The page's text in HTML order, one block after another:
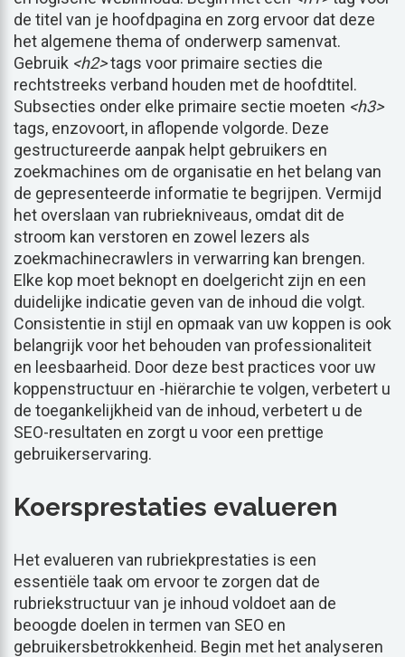
de titel van je hoofdpagina en zorg ervoor dat deze
het algemene thema of onderwerp samenvat.
Gebruik <h2>tags voor primaire secties die
rechtstreeks verband houden met de hoofdtitel.
Subsecties onder elke primaire sectie moeten <h3>
tags, enzovoort, in aflopende volgorde. Deze
gestructureerde aanpak helpt gebruikers en
zoekmachines om de organisatie en het belang van
de gepresenteerde informatie te begrijpen. Vermijd
het overslaan van rubriekniveaus, omdat dit de
stroom kan verstoren en zowel lezers als
zoekmachinecrawlers in verwarring kan brengen.
Elke kop moet beknopt en doelgericht zijn en een
duidelijke indicatie geven van de inhoud die volgt.
Consistentie in stijl en opmaak van uw koppen is ook
belangrijk voor het behouden van professionaliteit
en leesbaarheid. Door deze best practices voor uw
koppenstructuur en -hiërarchie te volgen, verbetert u
de toegankelijkheid van de inhoud, verbetert u de
SEO-resultaten en zorgt u voor een prettige
gebruikerservaring.
Koersprestaties evalueren
Het evalueren van rubriekprestaties is een
essentiële taak om ervoor te zorgen dat de
rubriekstructuur van je inhoud voldoet aan de
beoogde doelen in termen van SEO en
gebruikersbetrokkenheid. Begin met het analyseren